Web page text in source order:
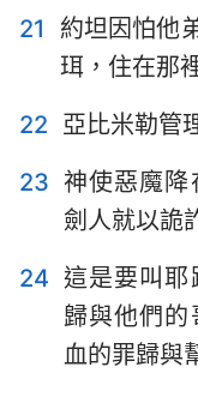
21
約坦因怕他
珥，住在那
22 亞比米勒管
23 神使惡魔
劍人就以詭
24 這是要叫耶
歸與他們的
血的罪歸與